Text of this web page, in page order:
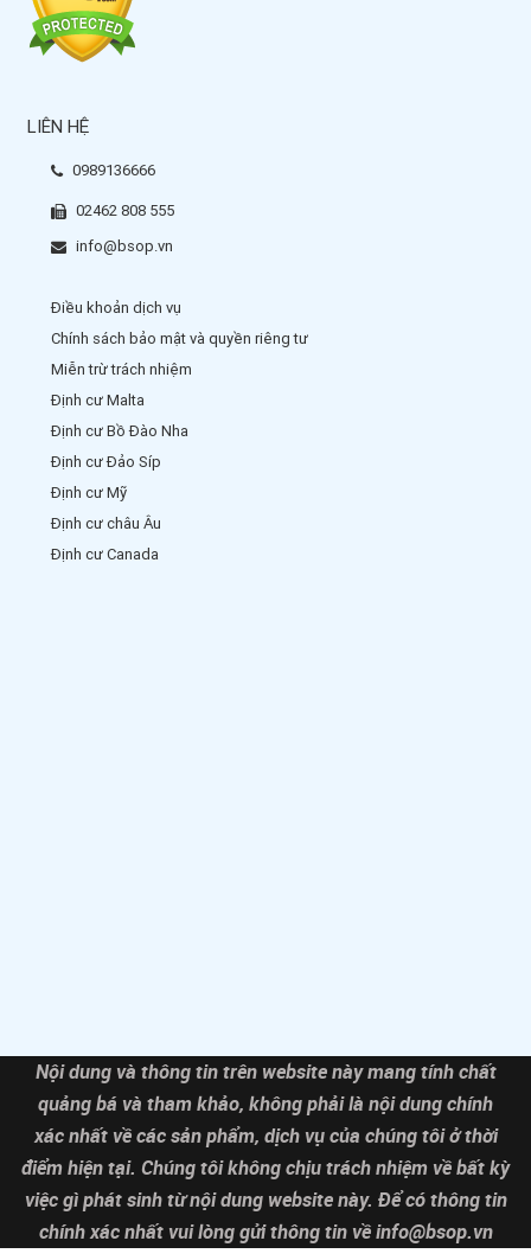
LIÊN HỆ
0989136666
02462 808 555
info@bsop.vn
Điều khoản dịch vụ
Chính sách bảo mật và quyền riêng tư
Miễn trừ trách nhiệm
Định cư Malta
Định cư Bồ Đào Nha
Định cư Đảo Síp
Định cư Mỹ
Định cư châu Âu
Định cư Canada
Nội dung và thông tin trên website này mang tính chất
quảng bá và tham khảo, không phải là nội dung chính
xác nhất về các sản phẩm, dịch vụ của chúng tôi ở thời
điểm hiện tại. Chúng tôi không chịu trách nhiệm về bất kỳ
việc gì phát sinh từ nội dung website này. Để có thông tin
chính xác nhất vui lòng gửi thông tin vềinfo@bsop.vn